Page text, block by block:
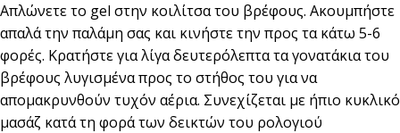
Απλώνετε το gel στην κοιλίτσα του βρέφους. Ακουμπήστε
απαλά την παλάμη σας και κινήστε την προς τα κάτω 5-6
φορές. Κρατήστε για λίγα δευτερόλεπτα τα γονατάκια του
βρέφους λυγισμένα προς το στήθος του για να
απομακρυνθούν τυχόν αέρια. Συνεχίζεται με ήπιο κυκλικό
μασάζ κατά τη φορά των δεικτών του ρολογιού